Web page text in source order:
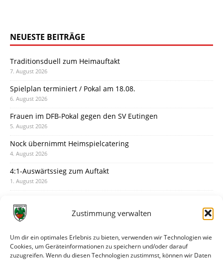
Zustimmung verwalten
Um dir ein optimales Erlebnis zu bieten, verwenden wir Technologien wie
Cookies, um Geräteinformationen zu speichern und/oder darauf
zuzugreifen. Wenn du diesen Technologien zustimmst, können wir Daten
NEUESTE BEITRÄGE
Traditionsduell zum Heimauftakt
7. August 2026
Spielplan terminiert / Pokal am 18.08.
6. August 2026
Frauen im DFB-Pokal gegen den SV Eutingen
5. August 2026
Nock übernimmt Heimspielcatering
4. August 2026
4:1-Auswärtssieg zum Auftakt
1. August 2026
31. Juli 2026
30. Juli 2026
Deine Spielminute: 89+1